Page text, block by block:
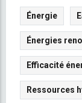
le
du
des
Énergie
Énergies
Efficacité
Ressources